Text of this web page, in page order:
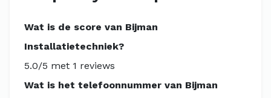
Wat is de score van Bijman
Installatietechniek?
5.0/5 met 1 reviews
Wat is het telefoonnummer van Bijman